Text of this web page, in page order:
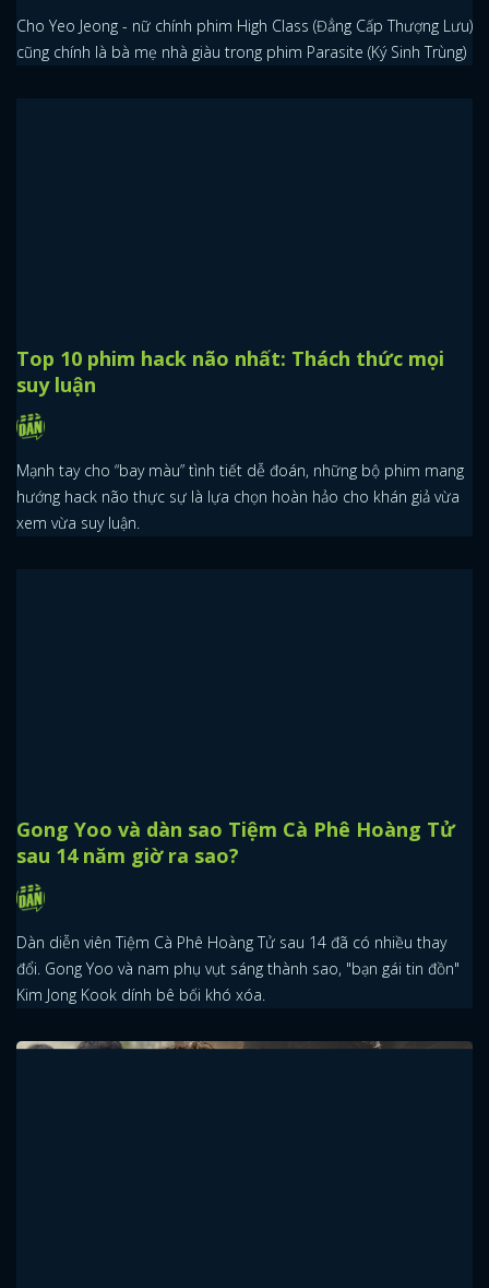
Cho Yeo Jeong - nữ chính phim High Class (Đẳng Cấp Thượng Lưu)
cũng chính là bà mẹ nhà giàu trong phim Parasite (Ký Sinh Trùng)
Top 10 phim hack não nhất: Thách thức mọi
suy luận
Mạnh tay cho “bay màu” tình tiết dễ đoán, những bộ phim mang
hướng hack não thực sự là lựa chọn hoàn hảo cho khán giả vừa
xem vừa suy luận.
Gong Yoo và dàn sao Tiệm Cà Phê Hoàng Tử
sau 14 năm giờ ra sao?
Dàn diễn viên Tiệm Cà Phê Hoàng Tử sau 14 đã có nhiều thay
đổi. Gong Yoo và nam phụ vụt sáng thành sao, "bạn gái tin đồn"
Kim Jong Kook dính bê bối khó xóa.